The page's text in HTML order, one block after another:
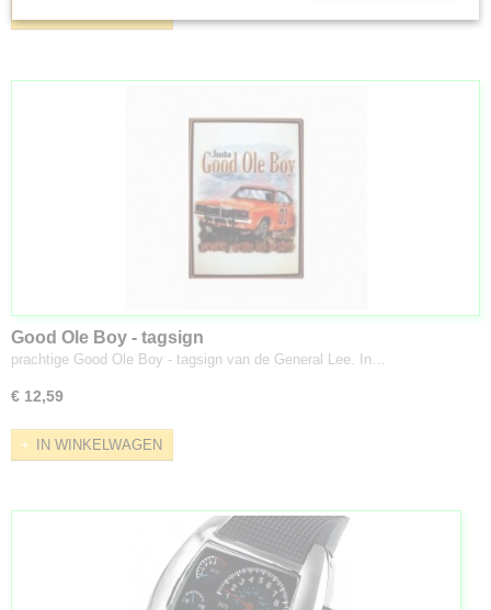
Good Ole Boy - tagsign
prachtige Good Ole Boy - tagsign van de General Lee. In…
€ 12,59
IN WINKELWAGEN